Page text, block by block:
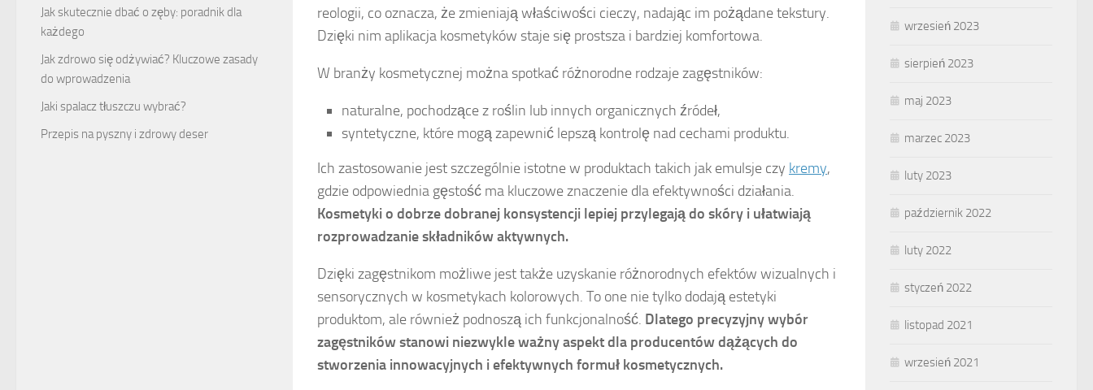
reologii, co oznacza, że zmieniają właściwości cieczy, nadając im pożądane tekstury.
Dzięki nim aplikacja kosmetyków staje się prostsza i bardziej komfortowa.
W branży kosmetycznej można spotkać różnorodne rodzaje zagęstników:
naturalne, pochodzące z roślin lub innych organicznych źródeł,
syntetyczne, które mogą zapewnić lepszą kontrolę nad cechami produktu.
Ich zastosowanie jest szczególnie istotne w produktach takich jak emulsje czy kremy,
gdzie odpowiednia gęstość ma kluczowe znaczenie dla efektywności działania.
Kosmetyki o dobrze dobranej konsystencji lepiej przylegają do skóry i ułatwiają
rozprowadzanie składników aktywnych.
Dzięki zagęstnikom możliwe jest także uzyskanie różnorodnych efektów wizualnych i
sensorycznych w kosmetykach kolorowych. To one nie tylko dodają estetyki
produktom, ale również podnoszą ich funkcjonalność. Dlatego precyzyjny wybór
zagęstników stanowi niezwykle ważny aspekt dla producentów dążących do
stworzenia innowacyjnych i efektywnych formuł kosmetycznych.
Jak skutecznie dbać o zęby: poradnik dla
każdego
Jak zdrowo się odżywiać? Kluczowe zasady
do wprowadzenia
Jaki spalacz tłuszczu wybrać?
Przepis na pyszny i zdrowy deser
wrzesień 2023
sierpień 2023
maj 2023
marzec 2023
luty 2023
październik 2022
luty 2022
styczeń 2022
listopad 2021
wrzesień 2021